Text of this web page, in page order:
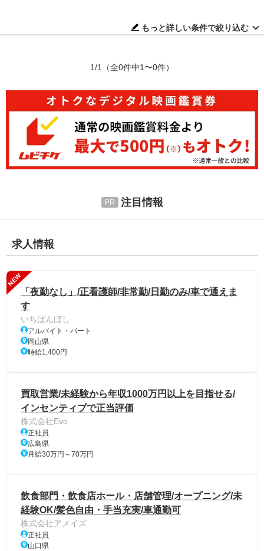
もっと詳しい条件で絞り込む
1/1 （全0件中1〜0件）
注目情報
求人情報
NEW
「夜勤なし」/正看護師/非常勤/日勤のみ/車で通えま
す
いちばんぼし
アルバイト・パート
岡山県
時給1,400円
買取営業/未経験から年収1000万円以上を目指せる/
インセンティブで正当評価
株式会社Evo
正社員
広島県
月給30万円～70万円
飲食部門・飲食店ホール・店舗管理/オープニング/未
経験OK/髪色自由・手当充実/車通勤可
株式会社アメイズ
正社員
山口県